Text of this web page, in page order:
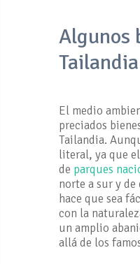
Algunos
Tailandia
El medio
preciados
Tailandia.
literal, ya que
de parques
norte a sur y de
hace que sea
con la
un amplio
allá de los